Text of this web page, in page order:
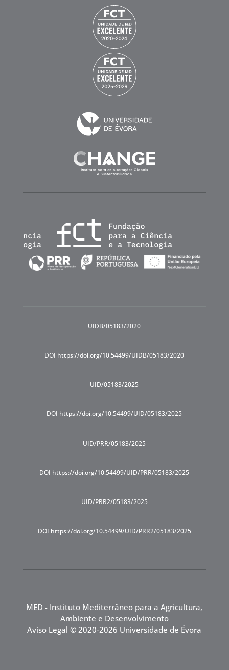
UIDB/05183/2020
DOI https://doi.org/10.54499/UIDB/05183/2020
UID/05183/2025
DOI https://doi.org/10.54499/UID/05183/2025
UID/PRR/05183/2025
DOI https://doi.org/10.54499/UID/PRR/05183/2025
UID/PRR2/05183/2025
DOI https://doi.org/10.54499/UID/PRR2/05183/2025
MED - Instituto Mediterrâneo para a Agricultura,
Ambiente e Desenvolvimento
Aviso Legal © 2020-2026 Universidade de Évora